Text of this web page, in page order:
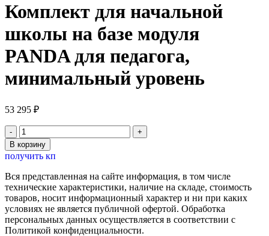
Комплект для начальной
школы на базе модуля
PANDA для педагога,
минимальный уровень
53 295 ₽
Количество
товара
Комплект
для
начальной
школы
на
базе
модуля
PANDA
В корзину
получить кп
Вся представленная на сайте информация, в том числе
технические характеристики, наличие на складе, стоимость
товаров, носит информационный характер и ни при каких
условиях не является публичной офертой. Обработка
персональных данных осуществляется в соответствии с
Политикой конфиденциальности.